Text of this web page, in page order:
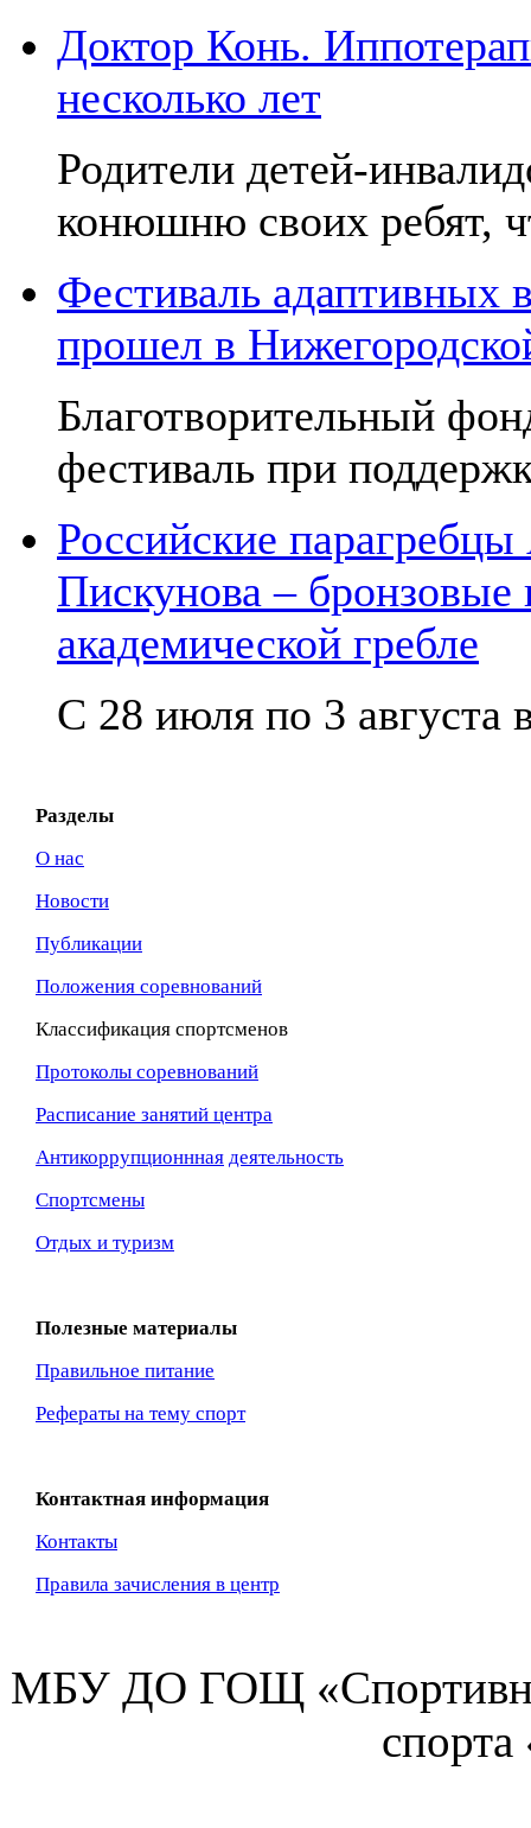
Доктор Конь.
несколько лет
Родители детей-
конюшню своих ребят,
Фестиваль адаптивных
прошел в
Благотворительный
фестиваль при
Российские
Пискунова –
академической гребле
С 28 июля по 3 августа
Разделы
О нас
Новости
Публикации
Положения соревнований
Классификация спортсменов
Протоколы соревнований
Расписание занятий центра
Антикоррупционнная деятельность
Спортсмены
Отдых и туризм
Полезные материалы
Правильное питание
Рефераты на тему спорт
Контактная информация
Контакты
Правила зачисления в центр
МБУ ДО ГОЩ